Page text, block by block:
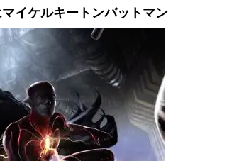
イケルキートンバットマン